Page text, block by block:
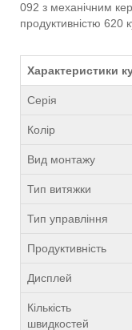
092 з механічним
продуктивністю 620
Характеристики
Серія
Колір
Вид монтажу
Тип витяжки
Тип управління
Продуктивність
Дисплей
Кількість
швидкостей